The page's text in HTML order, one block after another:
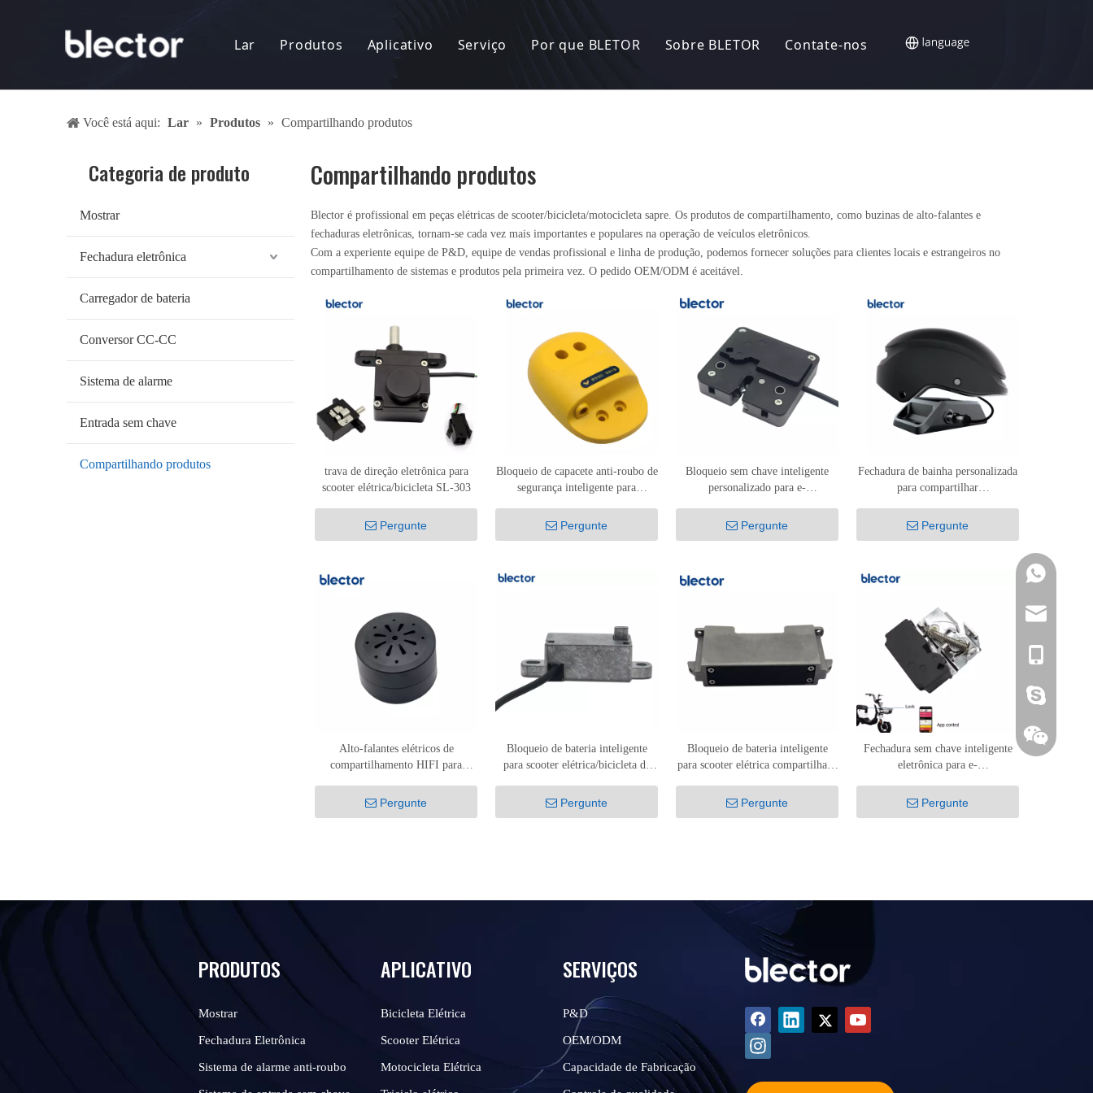
Lar Produtos
Fechadura Eletrônica
Carregador de bateria
Sistema de alarme anti-roubo
Compartilhando produtos
Aplicativo
Scooter Elétrica
Motocicleta Elétrica
Outro
Serviço
Capacidade de Fabricação
Perguntas frequentes
Por que BLETOR
Exposição
Sobre BLETOR Contate-nos
Você está aqui: Lar » Produtos » Compartilhando produtos
Categoria de produto
Mostrar
Fechadura eletrônica
Carregador de bateria
Conversor CC-CC
Sistema de alarme
Entrada sem chave
Compartilhando produtos
Compartilhando produtos
Blector é profissional em peças elétricas de scooter/bicicleta/motocicleta sapre. Os produtos de compartilhamento, como buzinas de alto-falantes e
fechaduras eletrônicas, tornam-se cada vez mais importantes e populares na operação de veículos eletrônicos.
Com a experiente equipe de P&D, equipe de vendas profissional e linha de produção, podemos fornecer soluções para clientes locais e estrangeiros no
compartilhamento de sistemas e produtos pela primeira vez. O pedido OEM/ODM é aceitável.
trava de direção eletrônica para
scooter elétrica/bicicleta SL-303
Pergunte
Bloqueio de capacete anti-roubo de
segurança inteligente para
Pergunte
Bloqueio sem chave inteligente
personalizado para e-
DCS-DK-004
Pergunte
Fechadura de bainha personalizada
para compartilhar
Pergunte
Alto-falantes elétricos de
compartilhamento HIFI para
Pergunte
Bloqueio de bateria inteligente
para scooter elétrica/bicicleta de
Pergunte
Bloqueio de bateria inteligente
para scooter elétrica compartilhada
Pergunte
Fechadura sem chave inteligente
eletrônica para e-
ZDS-DK-008
Pergunte
PRODUTOS
Mostrar
Fechadura Eletrônica
Sistema de alarme anti-roubo
+86
alicechen1213
APLICATIVO
Bicicleta Elétrica
Scooter Elétrica
Motocicleta Elétrica
SERVIÇOS
P&D
OEM/ODM
Capacidade de Fabricação